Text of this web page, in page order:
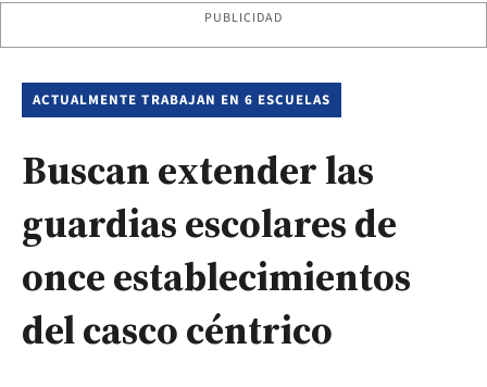
PUBLICIDAD
ACTUALMENTE TRABAJAN EN 6 ESCUELAS
Buscan extender las
guardias escolares de
once establecimientos
del casco céntrico